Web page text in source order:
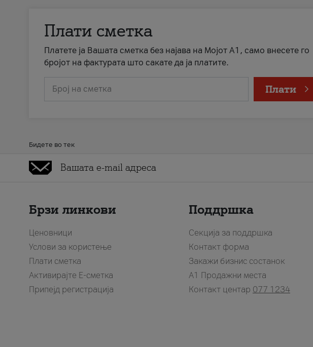
Плати сметка
Платете ја Вашата сметка без најава на Мојот А1, само внесете го
бројот на фактурата што сакате да ја платите.
Број на сметка Плати
Бидете во тек
Брзи линкови
Ценовници
Услови за користење
Плати сметка
Активирајте Е-сметка
Припејд регистрација
Поддршка
Секција за поддршка
Контакт форма
Закажи бизнис состанок
A1 Продажни места
Контакт центар 077 1234